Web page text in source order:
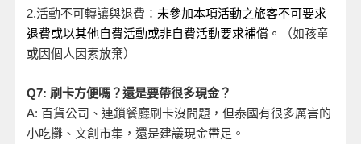
2.活動不可轉讓與退費： 未參加本項活動之旅客不可要求
退費或以其他自費活動或非自費活動要求補償。
（如孩童
或因個人因素放棄）
Q7: 刷卡方便嗎？還是要帶很多現金？
A: 百貨公司、連鎖餐廳刷卡沒問題，但泰國有很多厲害的
小吃攤、文創市集，還是建議現金帶足。